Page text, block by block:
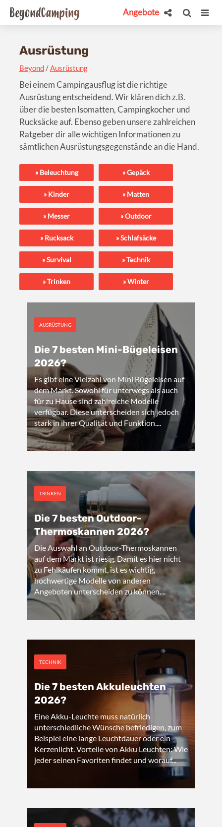
Angebote
Ausrüstung
Beyond /Ausrüstung
Bei einem Campingausflug ist die richtige
Ausrüstung entscheidend. Wir klären dich z.B.
über die besten Isomatten, Campingkocher und
Rucksäcke auf. Ebenso geben unsere zahlreichen
Ratgeber dir alle wichtigen Informationen zu
sämtlichen Ausrüstungsgegenstände an die Hand.
Beleuchtung Gepäck
Kinder Matten
Messer Outdoor
Rucksack Schlafsäcke
Survival Technik
Trinken Winter
AUSRÜSTUNG
Die 7 besten Mini-Bügeleisen
2026?
Es gibt eine Vielzahl von Mini Bügeleisen auf
dem Markt. Sowohl für unterwegs als auch
für zu Hause sind zahlreiche Modelle
verfügbar. Diese unterscheiden sich jedoch
stark in ihrer Qualität und Funktion....
TRINKEN
Die 7 besten Outdoor-
Thermoskannen 2026?
Die Auswahl an Outdoor-Thermoskannen
auf dem Markt ist riesig. Damit es hier nicht
zu Fehlkäufen kommt, ist es wichtig,
hochwertige Modelle von anderen
Angeboten unterscheiden zu können....
TECHNIK
Die 7 besten Akkuleuchten
2026?
Eine Akku-Leuchte muss natürlich
unterschiedliche Wünsche befriedigen, zum
Beispiel eine lange Leuchtdauer oder ein
Kerzenlicht. Vorteile von Akku Leuchten: Wie
jeder seinen Favoriten findet und worauf...